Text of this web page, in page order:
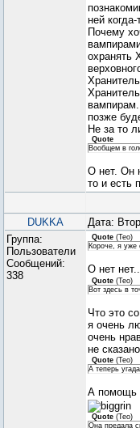
ней
Почему
охранять
позже
Не за то
Quote
Вообщем в
О нет. Он
то и есть
DUKKA Дата:
Группа:
Пользователи
Сообщений:
338
Quote (Teo)
Короче, я уже
О нет
Quote (Teo)
Вот здесь в
Что это
я очень
очень
не
Quote (Teo)
А теперь
А помощь
Quote (Teo)
Она предала